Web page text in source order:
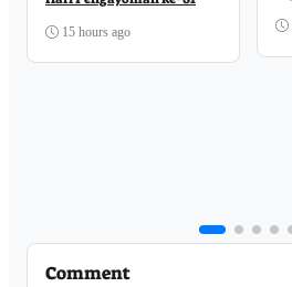
15 hours ago
Comment